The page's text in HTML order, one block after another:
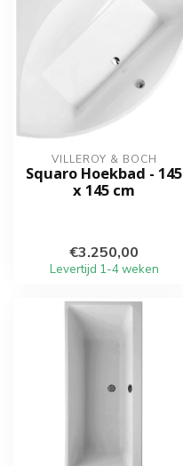
VILLEROY & BOCH
Squaro Hoekbad - 145
x 145 cm
€3.250,00
Levertijd 1-4 weken